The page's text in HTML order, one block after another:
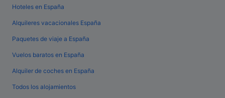
Hoteles en España
Alquileres vacacionales España
Paquetes de viaje a España
Vuelos baratos en España
Alquiler de coches en España
Todos los alojamientos